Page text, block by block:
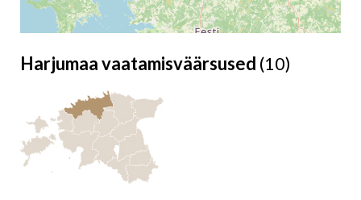
Harjumaa vaatamisväärsused (10)